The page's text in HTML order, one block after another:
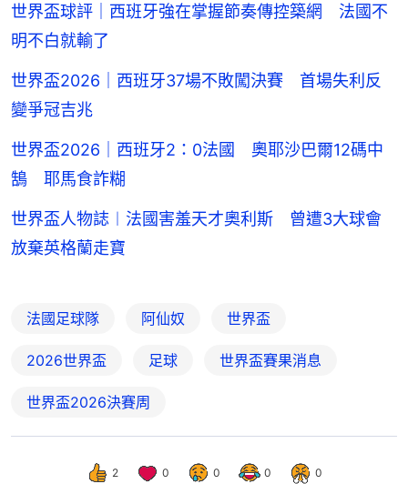
世界盃球評｜西班牙強在掌握節奏傳控築網 法國不
明不白就輸了
世界盃2026｜西班牙37場不敗闖決賽 首場失利反
變爭冠吉兆
世界盃2026｜西班牙2：0法國 奧耶沙巴爾12碼中
鵠 耶馬食詐糊
世界盃人物誌︱法國害羞天才奧利斯 曾遭3大球會
放棄英格蘭走寶
法國足球隊 阿仙奴 世界盃
2026世界盃 足球 世界盃賽果消息
世界盃2026決賽周
2 0 0 0 0